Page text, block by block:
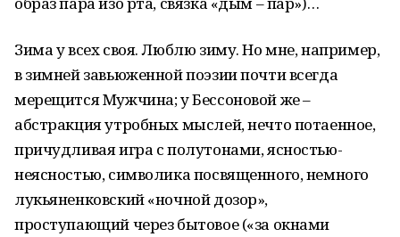
Зима у всех своя. Люблю зиму. Но мне, например,
в зимней завьюженной поэзии почти всегда
мерещится Мужчина; у Бессоновой же –
абстракция утробных мыслей, нечто потаенное,
причудливая игра с полутонами, ясностью-
неясностью, символика посвященного, немного
лукьяненковский «ночной дозор»,
проступающий через бытовое («за окнами